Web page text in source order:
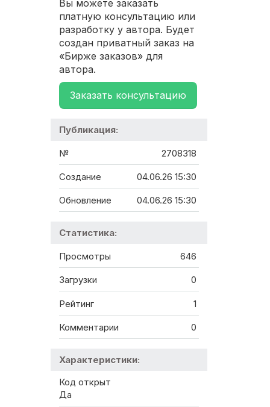
Вы можете заказать
платную консультацию или
разработку у автора. Будет
создан приватный заказ на
«Бирже заказов» для
автора.
Заказать консультацию
Публикация:
№ 2708318
Создание 04.06.26 15:30
Обновление 04.06.26 15:30
Статистика:
Просмотры 646
Загрузки 0
Рейтинг 1
Комментарии 0
Характеристики:
Код открыт
Да